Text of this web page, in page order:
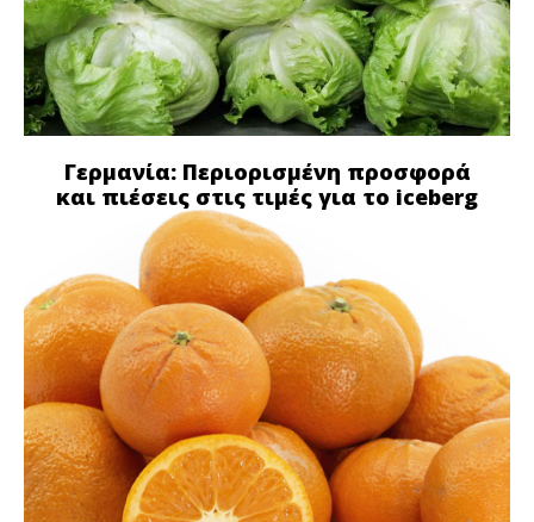
Γερμανία: Περιορισμένη προσφορά
και πιέσεις στις τιμές για το iceberg